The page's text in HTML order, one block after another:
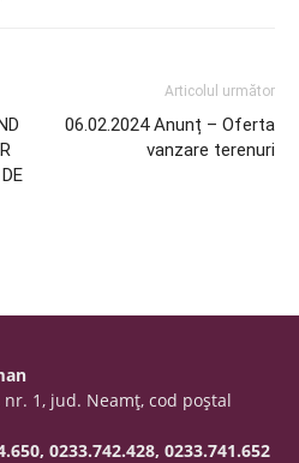
Articolul următor
06.02.2024 Anunț – Oferta
vanzare terenuri
nr. 1, jud. Neamţ, cod poştal
0233.742.428, 0233.741.652